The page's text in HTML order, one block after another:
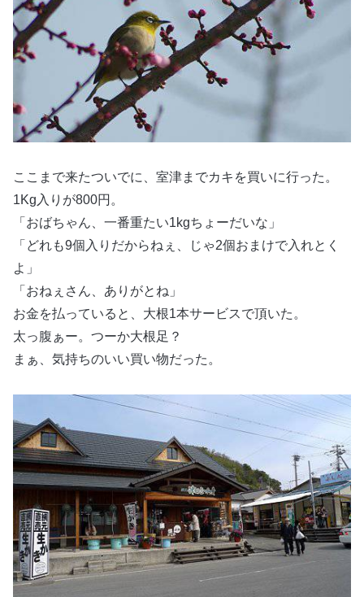
ここまで来たついでに、室津までカキを買いに行った。
1Kg入りが800円。
「おばちゃん、一番重たい1kgちょーだいな」
「どれも9個入りだからねぇ、じゃ2個おまけで入れとく
よ」
「おねぇさん、ありがとね」
お金を払っていると、大根1本サービスで頂いた。
太っ腹ぁー。つーか大根足？
まぁ、気持ちのいい買い物だった。